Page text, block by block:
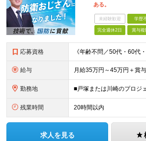
ある。
未経験歓迎 学歴
完全週休2日 賞与複
応募資格
給与
勤務地
残業時間 20時間以内
求人を見る